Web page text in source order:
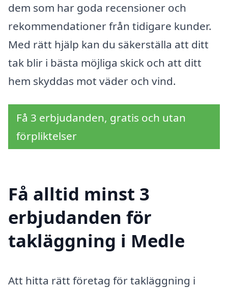
dem som har goda recensioner och
rekommendationer från tidigare kunder.
Med rätt hjälp kan du säkerställa att ditt
tak blir i bästa möjliga skick och att ditt
hem skyddas mot väder och vind.
Få 3 erbjudanden, gratis och utan
förpliktelser
Få alltid minst 3
erbjudanden för
takläggning i Medle
Att hitta rätt företag för takläggning i